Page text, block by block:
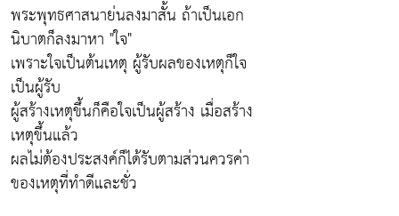
พระพุทธศาสนาย่นลงมาสั้น ถ้าเป็นเอก
นิบาตก็ลงมาหา "ใจ"
เพราะใจเป็นต้นเหตุ ผู้รับผลของเหตุก็ใจ
เป็นผู้รับ
ผู้สร้างเหตุขึ้นก็คือใจเป็นผู้สร้าง เมื่อสร้าง
เหตุขึ้นแล้ว
ผลไม่ต้องประสงค์ก็ได้รับตามส่วนควรค่า
ของเหตุที่ทำดีและชั่ว